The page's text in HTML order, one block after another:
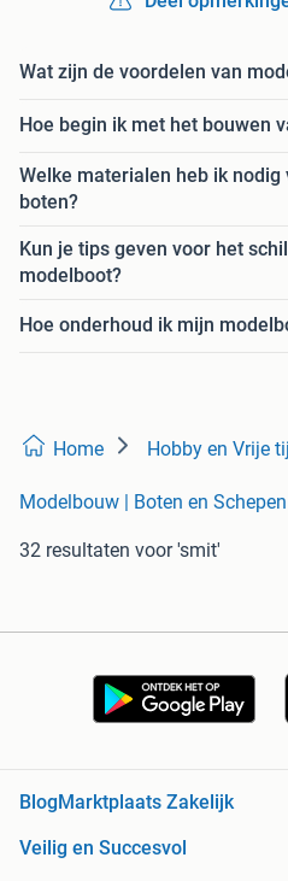
Wat zijn de voordelen van
Hoe begin ik met het bouwen
Welke materialen heb ik
boten?
Kun je tips geven voor het
modelboot?
Hoe onderhoud ik mijn
Home Hobby en Vrije
Modelbouw | Boten en Schepen
32 resultaten voor 'smit'
BlogMarktplaats Zakelijk
Veilig en Succesvol